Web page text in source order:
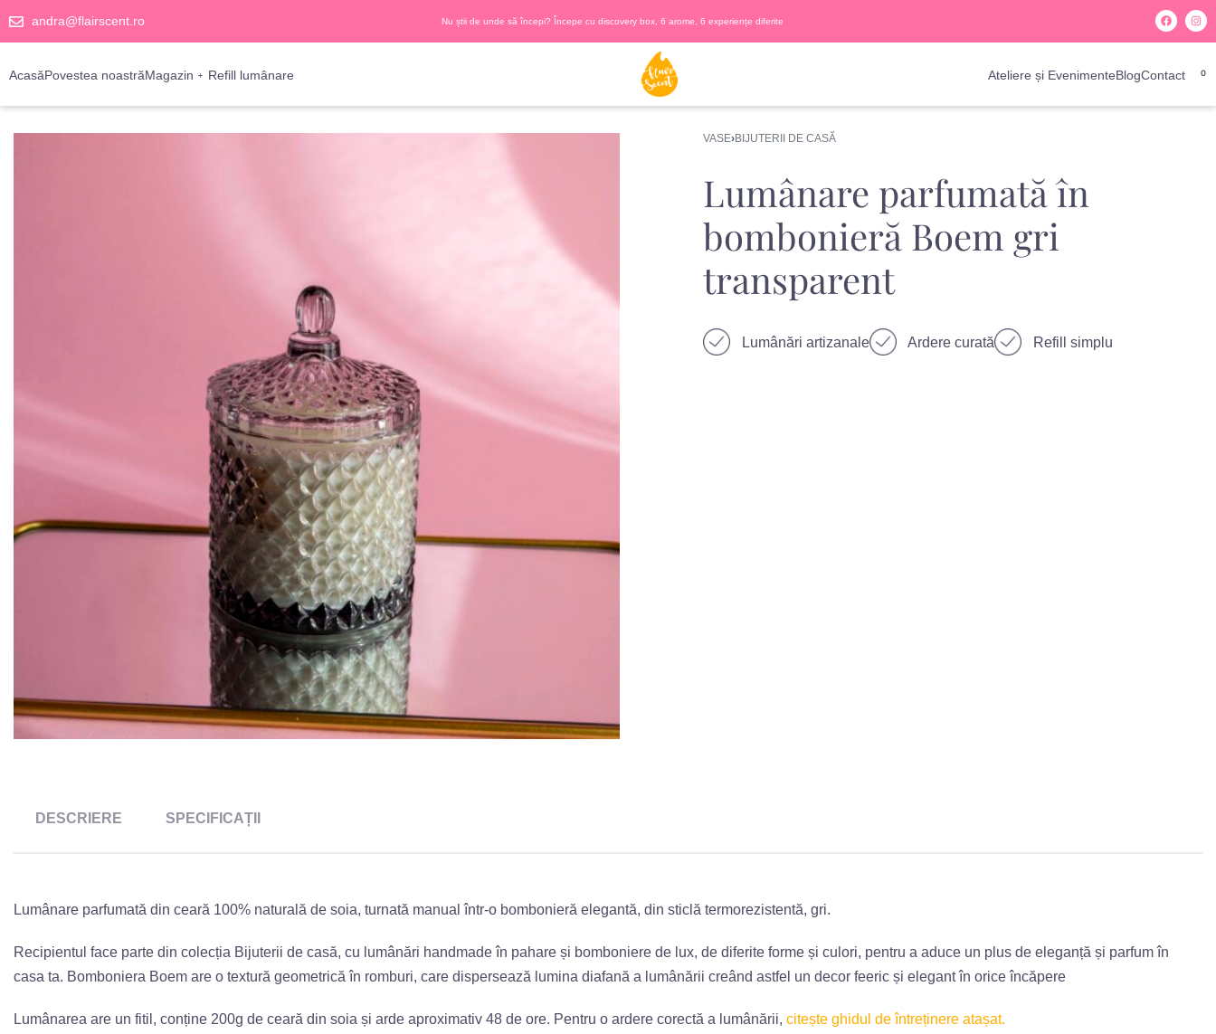
andra@flairscent.ro Nu știi de unde să începi? Începe cu discovery box, 6 arome, 6 experiențe diferite
AcasăPovestea noastrăMagazin Refill lumânare Ateliere și EvenimenteBlogContact 0
VASE›BIJUTERII DE CASĂ
Lumânare parfumată în
bombonieră Boem gri
transparent
Lumânări artizanale Ardere curată Refill simplu
DESCRIERE SPECIFICAȚII
Lumânare parfumată din ceară 100% naturală de soia, turnată manual într-o bombonieră elegantă, din sticlă termorezistentă, gri.
Recipientul face parte din colecția Bijuterii de casă, cu lumânări handmade în pahare și bomboniere de lux, de diferite forme și culori, pentru a aduce un plus de eleganță și parfum în
casa ta. Bomboniera Boem are o textură geometrică în romburi, care dispersează lumina diafană a lumânării creând astfel un decor feeric și elegant în orice încăpere
Lumânarea are un fitil, conține 200g de ceară din soia și arde aproximativ 48 de ore. Pentru o ardere corectă a lumânării, citește ghidul de întreținere atașat.